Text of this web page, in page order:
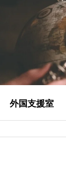
外国支援室